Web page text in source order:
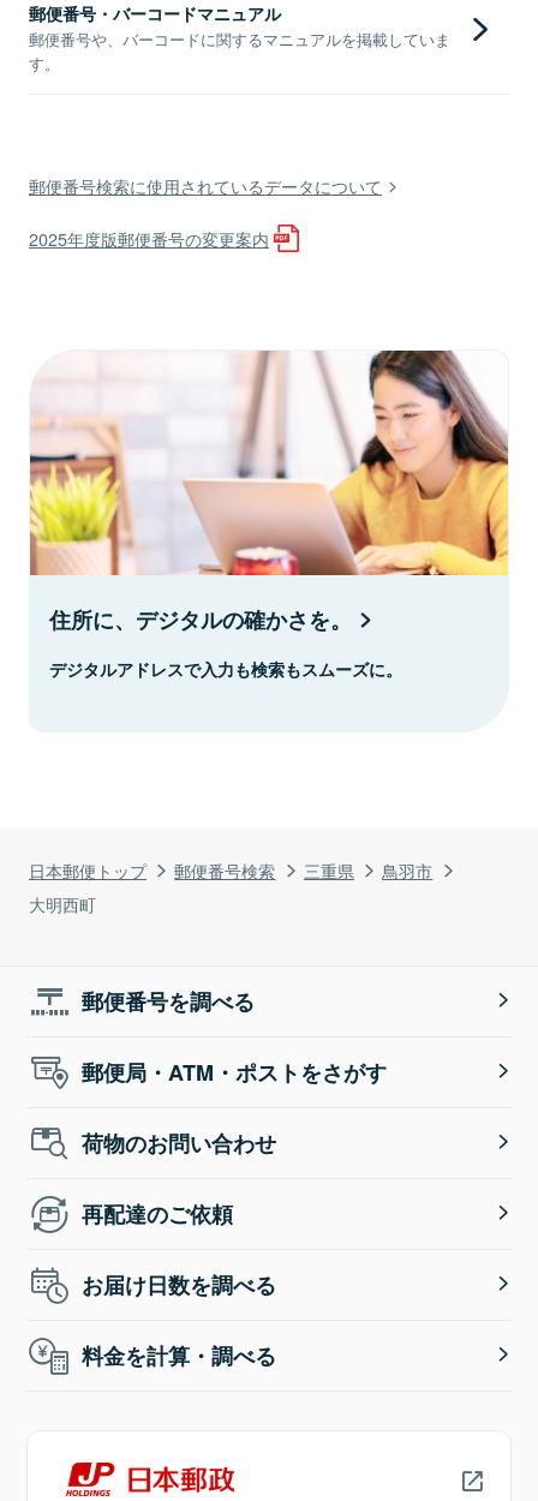
日本郵便トップ 郵便番号検索 三重県
鳥羽市
大明西町
郵便番号・バーコードマニュアル
郵便番号や、バーコードに関するマニュアルを掲載していま
す。
郵便番号検索に使用されているデータについて
2025年度版郵便番号の変更案内
住所に、デジタルの確かさを。
デジタルアドレスで入力も検索もスムーズに。
郵便番号を調べる
郵便局・ATM・ポストをさがす
荷物のお問い合わせ
再配達のご依頼
お届け日数を調べる
料金を計算・調べる